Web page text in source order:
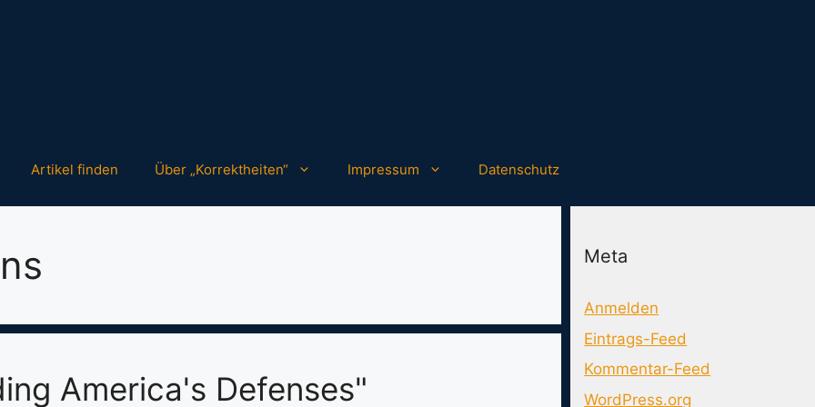
Artikel finden Über „Korrektheiten“ Impressum Datenschutz
America's Defenses"
Meta
Anmelden
Eintrags-Feed
Kommentar-Feed
WordPress.org